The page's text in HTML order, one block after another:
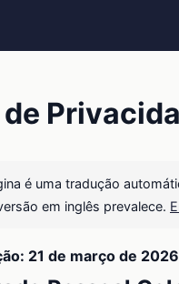
é uma tradução
em inglês prevalece.
21 de março de 2026